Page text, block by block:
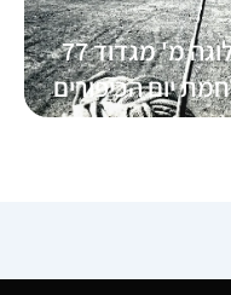
סיפורה של פלוגה מ' מגדוד 77
יום הכיפורים